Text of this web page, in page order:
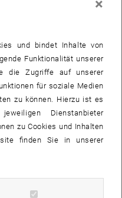
×
und bindet Inhalte von
Funktionalität unserer
die Zugriffe auf unserer
für soziale Medien
zu können. Hierzu ist es
Dienstanbieter
zu Cookies und Inhalten
finden Sie in unserer
Cookies zulassen